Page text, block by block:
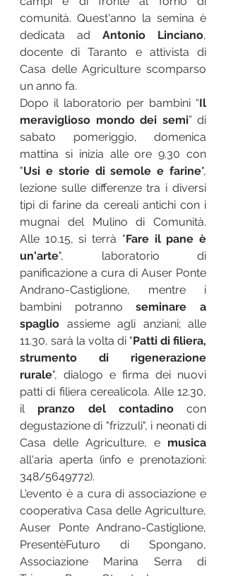
comunità. Quest'anno la semina è
dedicata ad Antonio Linciano,
docente di Taranto e attivista di
Casa delle Agriculture scomparso
un anno fa.
Dopo il laboratorio per bambini “Il
meraviglioso mondo dei semi” di
sabato pomeriggio, domenica
mattina si inizia alle ore 9.30 con
"Usi e storie di semole e farine",
lezione sulle differenze tra i diversi
tipi di farine da cereali antichi con i
mugnai del Mulino di Comunità.
Alle 10.15, si terrà "Fare il pane è
un'arte", laboratorio di
panificazione a cura di Auser Ponte
Andrano-Castiglione, mentre i
bambini potranno seminare a
spaglio assieme agli anziani; alle
11.30, sarà la volta di "Patti di filiera,
strumento di rigenerazione
rurale", dialogo e firma dei nuovi
patti di filiera cerealicola. Alle 12.30,
il pranzo del contadino con
degustazione di "frizzuli", i neonati di
Casa delle Agriculture, e musica
all'aria aperta (info e prenotazioni:
348/5649772).
L'evento è a cura di associazione e
cooperativa Casa delle Agriculture,
Auser Ponte Andrano-Castiglione,
PresentèFuturo di Spongano,
Associazione Marina Serra di